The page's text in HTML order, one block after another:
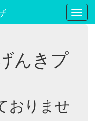
んきプ
おりませ